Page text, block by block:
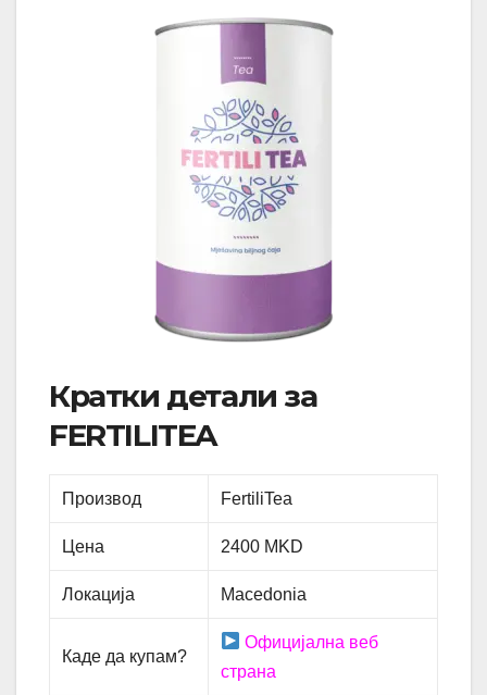
Кратки детали за
FERTILITEA
Производ FertiliTea
Цена 2400 MKD
Локација Macedonia
Каде да купам?
Официјална веб
страна